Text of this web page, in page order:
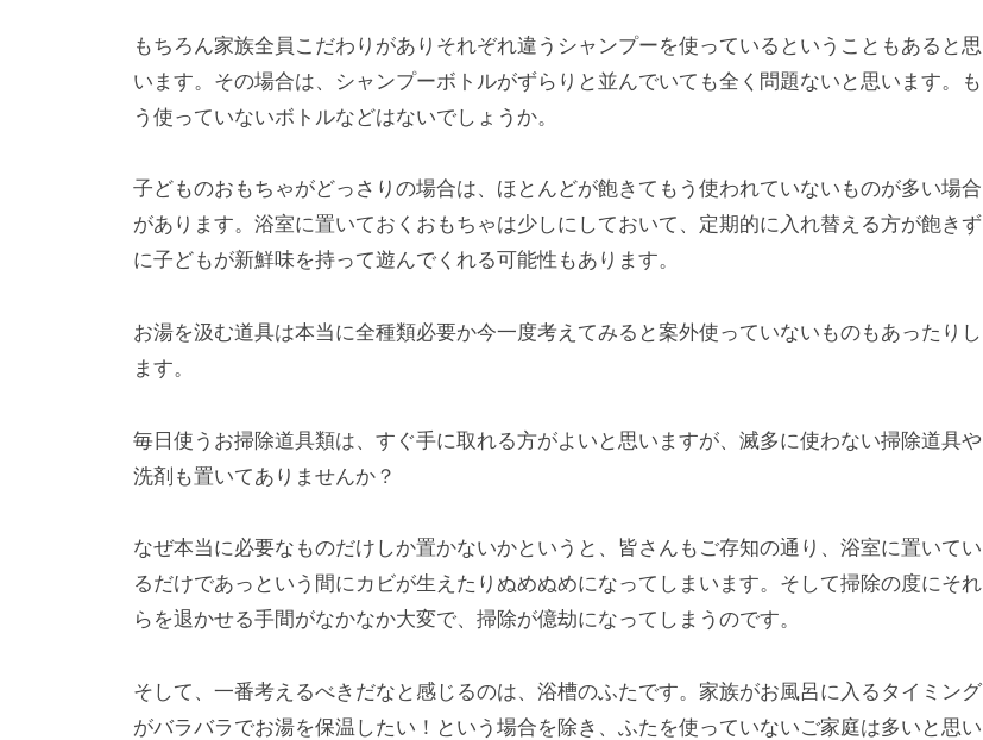
もちろん家族全員こだわりがありそれぞれ違うシャンプーを使っているということもあると思
います。その場合は、シャンプーボトルがずらりと並んでいても全く問題ないと思います。も
う使っていないボトルなどはないでしょうか。
子どものおもちゃがどっさりの場合は、ほとんどが飽きてもう使われていないものが多い場合
があります。浴室に置いておくおもちゃは少しにしておいて、定期的に入れ替える方が飽きず
に子どもが新鮮味を持って遊んでくれる可能性もあります。
お湯を汲む道具は本当に全種類必要か今一度考えてみると案外使っていないものもあったりし
ます。
毎日使うお掃除道具類は、すぐ手に取れる方がよいと思いますが、滅多に使わない掃除道具や
洗剤も置いてありませんか？
なぜ本当に必要なものだけしか置かないかというと、皆さんもご存知の通り、浴室に置いてい
るだけであっという間にカビが生えたりぬめぬめになってしまいます。そして掃除の度にそれ
らを退かせる手間がなかなか大変で、掃除が億劫になってしまうのです。
そして、一番考えるべきだなと感じるのは、浴槽のふたです。家族がお風呂に入るタイミング
がバラバラでお湯を保温したい！という場合を除き、ふたを使っていないご家庭は多いと思い